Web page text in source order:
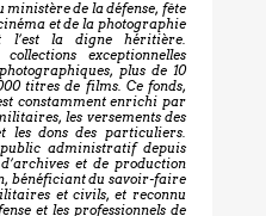
ministère de la défense, fête
et de la photographie
l’est la digne héritière.
exceptionnelles
plus de 10
titres de films. Ce fonds,
constamment enrichi par
les versements des
les dons des particuliers.
administratif depuis
d’archives et de production
bénéficiant du savoir-faire
et civils, et reconnu
et les professionnels de